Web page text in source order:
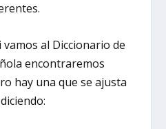
vamos al Diccionario de
encontraremos
hay una que se ajusta